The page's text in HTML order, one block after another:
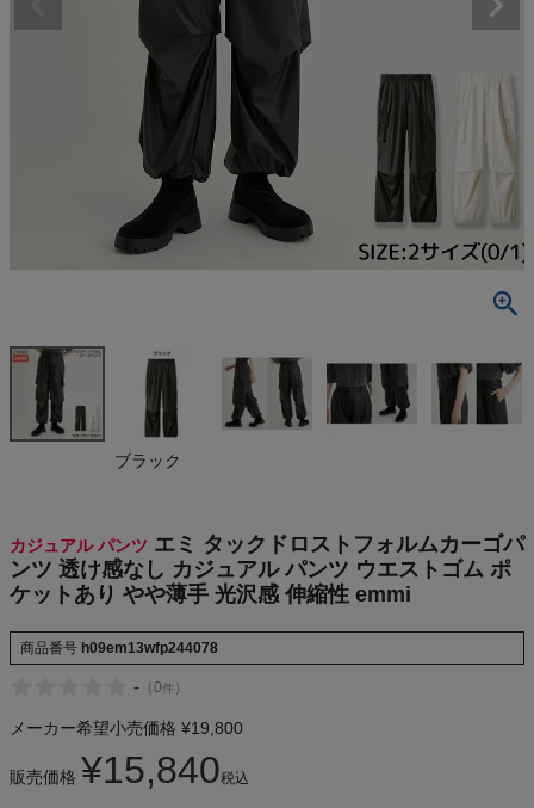
検索
商品が見つからない方はこちら
最近閲覧した商品
ツ 透け感な
し カジュアル
パンツ ウエ
ストゴム ポケ
ットあり やや
(税込)
NIKE
CHUMS
もっと見る
ブラック
カジュアル パンツ エミ タックドロストフォルムカーゴパ
ンツ 透け感なし カジュアル パンツ ウエストゴム ポ
ケットあり やや薄手 光沢感 伸縮性 emmi
商品番号 h09em13wfp244078
- （0件 ）
メーカー希望小売価格 ¥19,800
販売価格 ¥15,840税込